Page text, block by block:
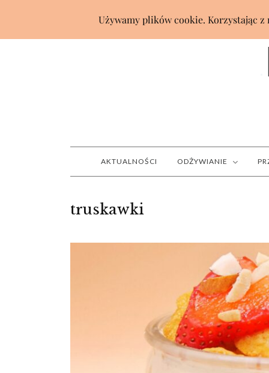
AKTUALNOŚCI ODŻYWIANIE
truskawki